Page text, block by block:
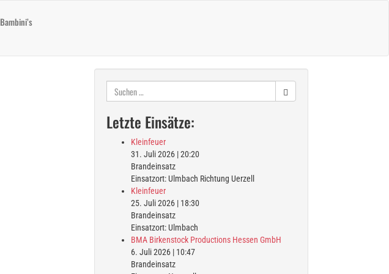
Bambini’s
Suchen
nach:
Letzte Einsätze:
Kleinfeuer
31. Juli 2026 |20:20
Brandeinsatz
Einsatzort: Ulmbach Richtung Uerzell
Kleinfeuer
25. Juli 2026 | 18:30
Brandeinsatz
Einsatzort: Ulmbach
BMA Birkenstock Productions Hessen GmbH
6. Juli 2026 | 10:47
Brandeinsatz